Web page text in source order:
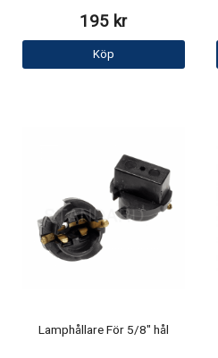
195 kr
Köp
Lamphållare För 5/8" hål